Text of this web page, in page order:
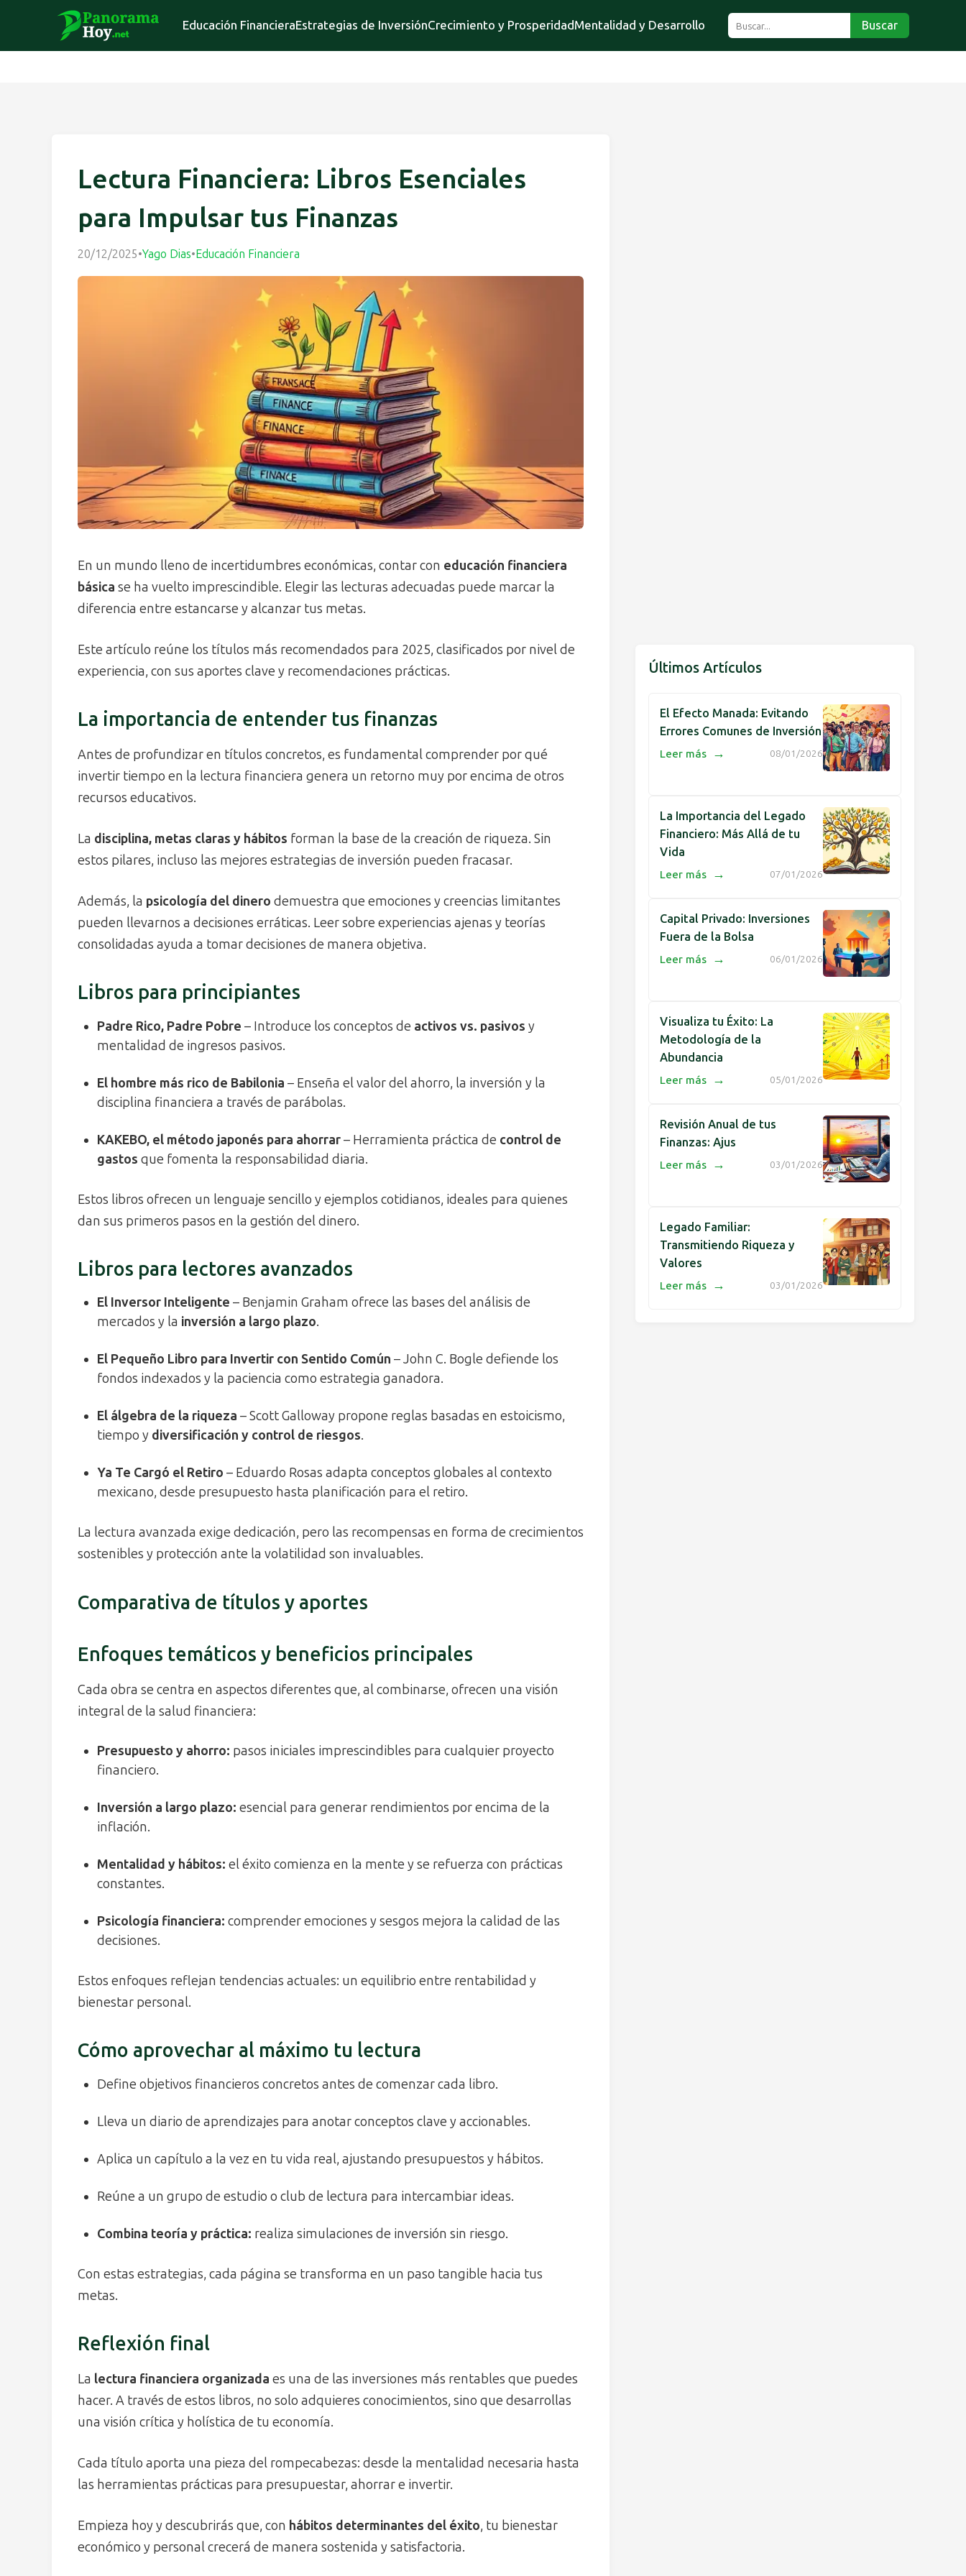
Educación FinancieraEstrategias de InversiónCrecimiento y ProsperidadMentalidad y Desarrollo Buscar
Lectura Financiera: Libros Esenciales
para Impulsar tus Finanzas
20/12/2025•Yago Dias•Educación Financiera
En un mundo lleno de incertidumbres económicas, contar con educación financiera
básica se ha vuelto imprescindible. Elegir las lecturas adecuadas puede marcar la
diferencia entre estancarse y alcanzar tus metas.
Este artículo reúne los títulos más recomendados para 2025, clasificados por nivel de
experiencia, con sus aportes clave y recomendaciones prácticas.
La importancia de entender tus finanzas
Antes de profundizar en títulos concretos, es fundamental comprender por qué
invertir tiempo en la lectura financiera genera un retorno muy por encima de otros
recursos educativos.
La disciplina, metas claras y hábitos forman la base de la creación de riqueza. Sin
estos pilares, incluso las mejores estrategias de inversión pueden fracasar.
Además, la psicología del dinero demuestra que emociones y creencias limitantes
pueden llevarnos a decisiones erráticas. Leer sobre experiencias ajenas y teorías
consolidadas ayuda a tomar decisiones de manera objetiva.
Libros para principiantes
Padre Rico, Padre Pobre – Introduce los conceptos de activos vs. pasivos y
mentalidad de ingresos pasivos.
El hombre más rico de Babilonia – Enseña el valor del ahorro, la inversión y la
disciplina financiera a través de parábolas.
KAKEBO, el método japonés para ahorrar– Herramienta práctica de control de
gastos que fomenta la responsabilidad diaria.
Estos libros ofrecen un lenguaje sencillo y ejemplos cotidianos, ideales para quienes
dan sus primeros pasos en la gestión del dinero.
Libros para lectores avanzados
El Inversor Inteligente – Benjamin Graham ofrece las bases del análisis de
mercados y la inversión a largo plazo.
El Pequeño Libro para Invertir con Sentido Común – John C. Bogle defiende los
fondos indexados y la paciencia como estrategia ganadora.
El álgebra de la riqueza – Scott Galloway propone reglas basadas en estoicismo,
tiempo y diversificación y control de riesgos.
Ya Te Cargó el Retiro – Eduardo Rosas adapta conceptos globales al contexto
mexicano, desde presupuesto hasta planificación para el retiro.
La lectura avanzada exige dedicación, pero las recompensas en forma de crecimientos
sostenibles y protección ante la volatilidad son invaluables.
Comparativa de títulos y aportes
Enfoques temáticos y beneficios principales
Cada obra se centra en aspectos diferentes que, al combinarse, ofrecen una visión
integral de la salud financiera:
Presupuesto y ahorro: pasos iniciales imprescindibles para cualquier proyecto
financiero.
Inversión a largo plazo: esencial para generar rendimientos por encima de la
inflación.
Mentalidad y hábitos: el éxito comienza en la mente y se refuerza con prácticas
constantes.
Psicología financiera: comprender emociones y sesgos mejora la calidad de las
decisiones.
Estos enfoques reflejan tendencias actuales: un equilibrio entre rentabilidad y
bienestar personal.
Cómo aprovechar al máximo tu lectura
Define objetivos financieros concretos antes de comenzar cada libro.
Lleva un diario de aprendizajes para anotar conceptos clave y accionables.
Aplica un capítulo a la vez en tu vida real, ajustando presupuestos y hábitos.
Reúne a un grupo de estudio o club de lectura para intercambiar ideas.
Combina teoría y práctica: realiza simulaciones de inversión sin riesgo.
Con estas estrategias, cada página se transforma en un paso tangible hacia tus
metas.
Reflexión final
La lectura financiera organizada es una de las inversiones más rentables que puedes
hacer. A través de estos libros, no solo adquieres conocimientos, sino que desarrollas
una visión crítica y holística de tu economía.
Cada título aporta una pieza del rompecabezas: desde la mentalidad necesaria hasta
las herramientas prácticas para presupuestar, ahorrar e invertir.
Empieza hoy y descubrirás que, con hábitos determinantes del éxito, tu bienestar
económico y personal crecerá de manera sostenida y satisfactoria.
Últimos Artículos
El Efecto Manada: Evitando
Errores Comunes de Inversión
08/01/2026
Leer más →
La Importancia del Legado
Financiero: Más Allá de tu
Vida
07/01/2026
Leer más →
Capital Privado: Inversiones
Fuera de la Bolsa
06/01/2026
Leer más →
Visualiza tu Éxito: La
Metodología de la
Abundancia
05/01/2026
Leer más →
Revisión Anual de tus
Finanzas: Ajus
03/01/2026
Leer más →
Legado Familiar:
Transmitiendo Riqueza y
Valores
03/01/2026
Leer más →